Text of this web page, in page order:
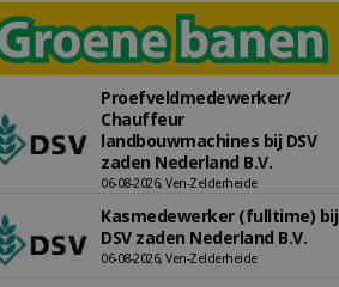
Proefveldmedewerker/
Chauffeur
landbouwmachines bij DSV
zaden Nederland B.V.
06-08-2026, Ven-Zelderheide
Kasmedewerker (fulltime) bij
DSV zaden Nederland B.V.
06-08-2026, Ven-Zelderheide